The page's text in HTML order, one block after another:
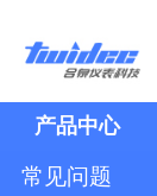
产品中心
常见问题